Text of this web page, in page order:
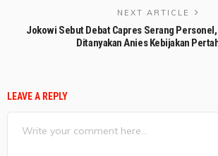
NEXT ARTICLE
Jokowi Sebut Debat Capres Serang
Ditanyakan Anies Kebijakan
LEAVE A REPLY